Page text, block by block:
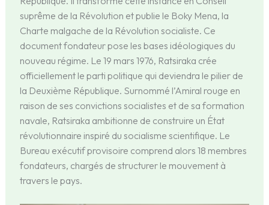
suprême de la Révolution et publie le Boky Mena, la
Charte malgache de la Révolution socialiste. Ce
document fondateur pose les bases idéologiques du
nouveau régime. Le 19 mars 1976, Ratsiraka crée
officiellement le parti politique qui deviendra le pilier de
la Deuxième République. Surnommé l’Amiral rouge en
raison de ses convictions socialistes et de sa formation
navale, Ratsiraka ambitionne de construire un État
révolutionnaire inspiré du socialisme scientifique. Le
Bureau exécutif provisoire comprend alors 18 membres
fondateurs, chargés de structurer le mouvement à
travers le pays.